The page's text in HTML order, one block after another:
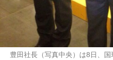
豊田社長（写真中央）は8日、国